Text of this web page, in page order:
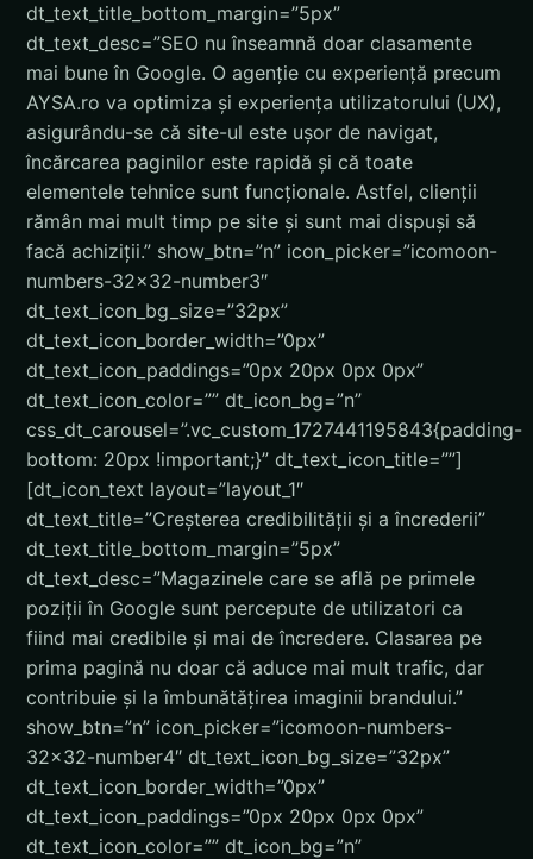
dt_text_title_bottom_margin=”5px”
dt_text_desc=”SEO nu înseamnă doar clasamente
mai bune în Google. O agenție cu experiență precum
AYSA.ro va optimiza și experiența utilizatorului (UX),
asigurându-se că site-ul este ușor de navigat,
încărcarea paginilor este rapidă și că toate
elementele tehnice sunt funcționale. Astfel, clienții
rămân mai mult timp pe site și sunt mai dispuși să
facă achiziții.” show_btn=”n” icon_picker=”icomoon-
numbers-32×32-number3″
dt_text_icon_bg_size=”32px”
dt_text_icon_border_width=”0px”
dt_text_icon_paddings=”0px 20px 0px 0px”
dt_text_icon_color=”” dt_icon_bg=”n”
css_dt_carousel=”.vc_custom_1727441195843{padding-
bottom: 20px !important;}” dt_text_icon_title=””]
[dt_icon_text layout=”layout_1″
dt_text_title=”Creșterea credibilității și a încrederii”
dt_text_title_bottom_margin=”5px”
dt_text_desc=”Magazinele care se află pe primele
poziții în Google sunt percepute de utilizatori ca
fiind mai credibile și mai de încredere. Clasarea pe
prima pagină nu doar că aduce mai mult trafic, dar
contribuie și la îmbunătățirea imaginii brandului.”
show_btn=”n” icon_picker=”icomoon-numbers-
32×32-number4″ dt_text_icon_bg_size=”32px”
dt_text_icon_border_width=”0px”
dt_text_icon_paddings=”0px 20px 0px 0px”
dt_text_icon_color=”” dt_icon_bg=”n”